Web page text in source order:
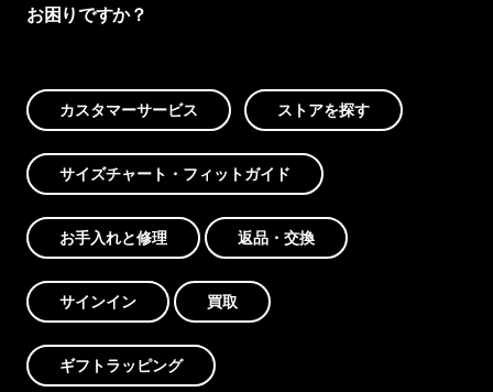
お困りですか？
カスタマーサービス ストアを探す
サイズチャート・フィットガイド
お手入れと修理 返品・交換
サインイン 買取
ギフトラッピング